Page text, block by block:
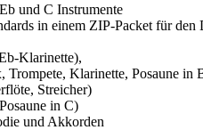
und C Instrumente
in einem ZIP-Packet für den
Klarinette),
Trompete, Klarinette, Posaune in
Streicher)
in C)
und Akkorden